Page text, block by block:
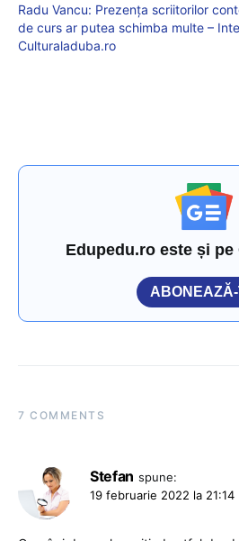
Radu Vancu: Prezența scriitorilor
de curs ar putea schimba multe –
Culturaladuba.ro
Edupedu.ro este și pe
7 COMMENTS
Stefan spune:
19 februarie 2022 la 21:14